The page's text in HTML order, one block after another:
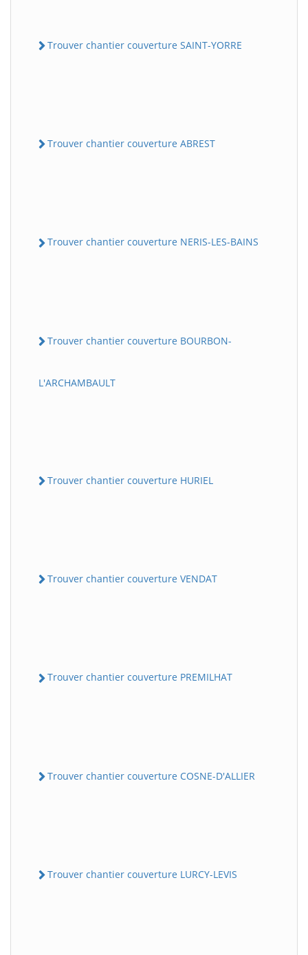
Trouver chantier couverture SAINT-YORRE
Trouver chantier couverture ABREST
Trouver chantier couverture NERIS-LES-BAINS
Trouver chantier couverture BOURBON-
L'ARCHAMBAULT
Trouver chantier couverture HURIEL
Trouver chantier couverture VENDAT
Trouver chantier couverture PREMILHAT
Trouver chantier couverture COSNE-D'ALLIER
Trouver chantier couverture LURCY-LEVIS